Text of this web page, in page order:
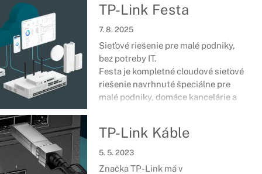
TP-Link Festa
7. 8. 2025
Sieťové riešenie pre malé podniky,
bez potreby IT.
Festa je kompletné cloudové sieťové
riešenie navrhnuté špeciálne pre
malé podniky, domáce kancelárie a
TP-Link Káble
5. 5. 2023
Značka TP-Link má v